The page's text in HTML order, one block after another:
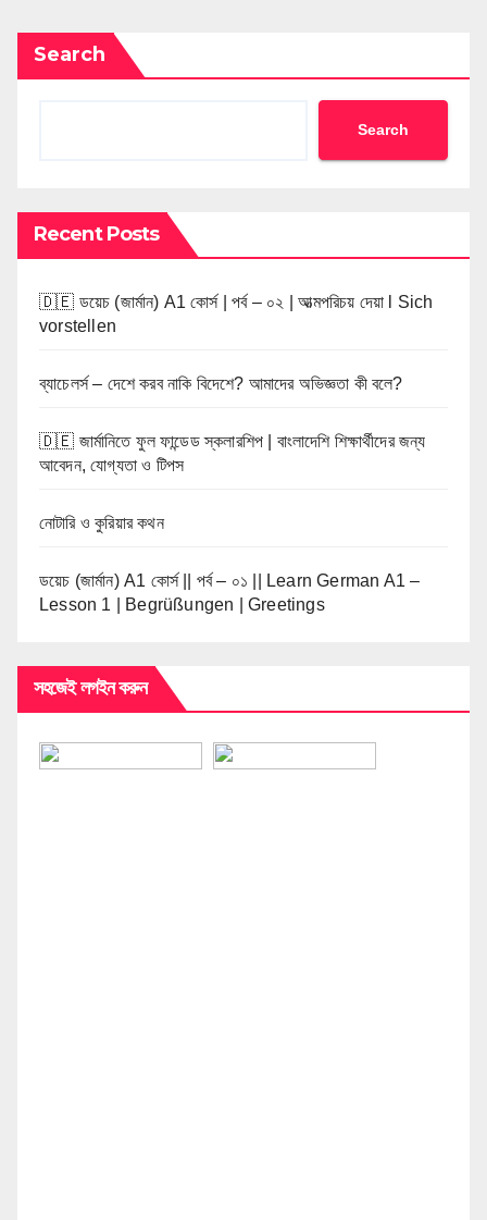
Search
Search
Recent Posts
🇩🇪 ডয়েচ (জার্মান) A1 কোর্স | পর্ব – ০২ | আত্মপরিচয় দেয়া l Sich
vorstellen
ব্যাচেলর্স – দেশে করব নাকি বিদেশে? আমাদের অভিজ্ঞতা কী বলে?
🇩🇪 জার্মানিতে ফুল ফান্ডেড স্কলারশিপ | বাংলাদেশি শিক্ষার্থীদের জন্য
আবেদন, যোগ্যতা ও টিপস
নোটারি ও কুরিয়ার কথন
ডয়েচ (জার্মান) A1 কোর্স || পর্ব – ০১ || Learn German A1 –
Lesson 1 | Begrüßungen | Greetings
সহজেই লগইন করুন